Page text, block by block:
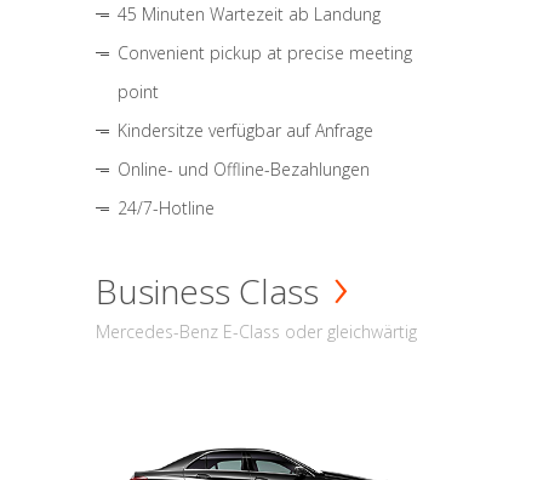
45 Minuten Wartezeit ab Landung
Convenient pickup at precise meeting
point
Kindersitze verfügbar auf Anfrage
Online- und Offline-Bezahlungen
24/7-Hotline
Business Class
Mercedes-Benz E-Class oder gleichwärtig